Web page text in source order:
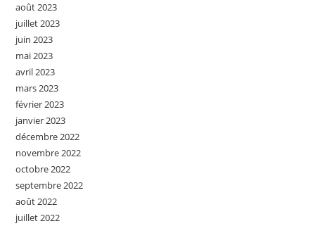
août 2023
juillet 2023
juin 2023
mai 2023
avril 2023
mars 2023
février 2023
janvier 2023
décembre 2022
novembre 2022
octobre 2022
septembre 2022
août 2022
juillet 2022